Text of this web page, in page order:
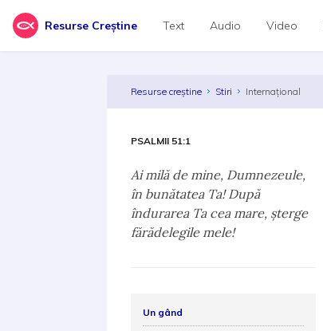
Resurse Creștine Text Audio Video
Resurse creștine Stiri Internațional
PSALMII 51:1
Ai milă de mine, Dumnezeule,
în bunătatea Ta! După
îndurarea Ta cea mare, şterge
fărădelegile mele!
Un gând